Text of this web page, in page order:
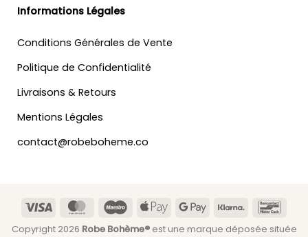
Informations Légales
Conditions Générales de Vente
Politique de Confidentialité
Livraisons & Retours
Mentions Légales
contact@robeboheme.co
Visa MasterCardMaestroApple
Google Klarna
Copyright 2026 Robe Bohème®est une marque déposée située